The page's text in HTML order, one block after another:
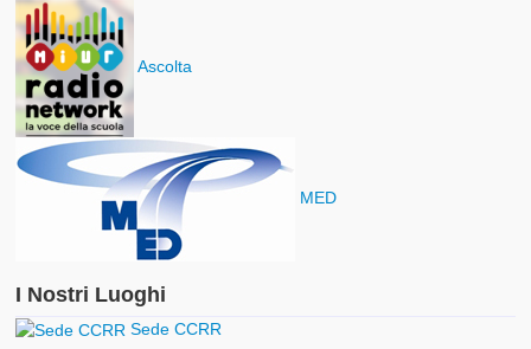
Ascolta
MED
I Nostri Luoghi
Sede CCRR